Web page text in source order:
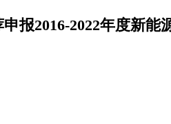
报2016-2022年度新